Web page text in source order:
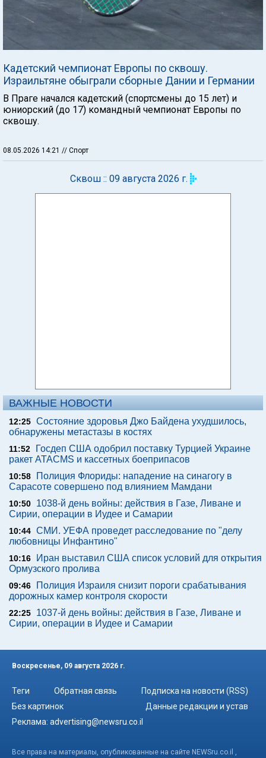
Кадетский чемпионат Европы по сквошу.
Израильтяне обыграли сборные Дании и Германии
В Праге начался кадетский (спортсмены до 15 лет) и
юниорский (до 17) командный чемпионат Европы по
сквошу.
08.05.2026 14:21 // Спорт
Сквош :: 09 августа 2026 г.
ВАЖНЫЕ НОВОСТИ
12:25 Состояние здоровья Джо Байдена ухудшилось,
обнаружены метастазы в костях
11:52
Госдеп США одобрил поставку Турцией Украине
ракет ATACMS и кассетных боеприпасов
10:58
Полиция Флориды: нападение на синагогу в
Сарасоте совершено под влиянием Мамдани
10:50
1038-й день войны: действия в Газе, Ливане и
Сирии, операции в Иудее и Самарии
10:44 СМИ. УЕФА проведет расследование по "делу
любовницы Инфантино"
10:16
Иран выставил США список условий для открытия
Ормузского пролива
09:46
Полиция Израиля снизит пороги срабатывания
дорожных камер контроля скорости
22:25
1037-й день войны: действия в Газе, Ливане и
Сирии, операции в Иудее и Самарии
Воскресенье, 09 августа 2026 г.
Теги Обратная связь
Подписка на новости (RSS)
Без картинок
Данные редакции и устав
Реклама: advertising@newsru.co.il
Все права на материалы, опубликованные на сайте NEWSru.co.il ,